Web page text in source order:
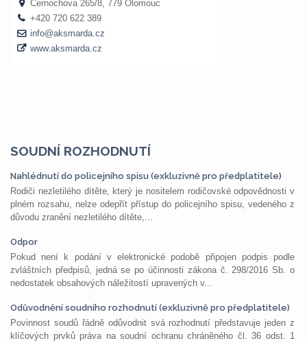
SOUDNÍ ROZHODNUTÍ
Nahlédnutí do policejního spisu (exkluzivně pro předplatitele)
Rodiči nezletilého dítěte, který je nositelem rodičovské odpovědnosti v
plném rozsahu, nelze odepřít přístup do policejního spisu, vedeného z
důvodu zranění nezletilého dítěte,...
Odpor
Pokud není k podání v elektronické podobě připojen podpis podle
zvláštních předpisů, jedná se po účinnosti zákona č. 298/2016 Sb. o
nedostatek obsahových náležitostí upravených v...
Odůvodnění soudního rozhodnutí (exkluzivně pro předplatitele)
Povinnost soudů řádně odůvodnit svá rozhodnutí představuje jeden z
klíčových prvků práva na soudní ochranu chráněného čl. 36 odst. 1